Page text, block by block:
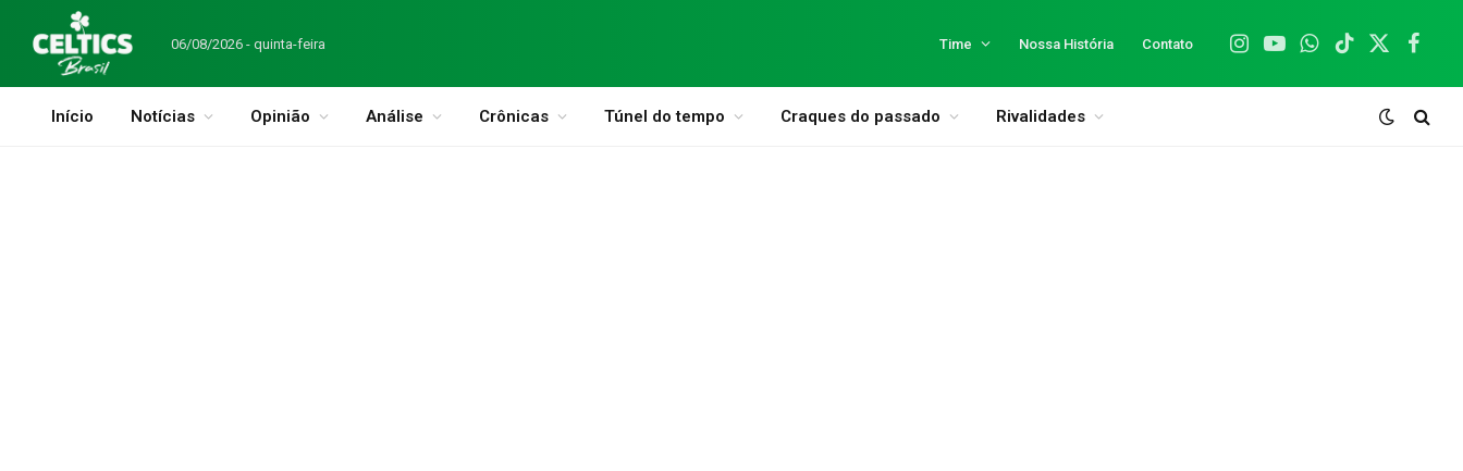
06/08/2026 - quinta-feira Time Nossa História Contato
Instagram
YouTubeWhatsApp
TikTok
X
Início Notícias Opinião Análise Crônicas Túnel do tempo Craques do passado Rivalidades